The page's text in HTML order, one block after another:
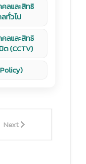
ลและสิทธิ
ทั่วไป
ลและสิทธิ
(CCTV)
Next